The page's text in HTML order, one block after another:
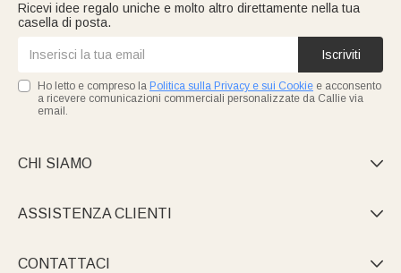
Ricevi idee regalo uniche e molto altro direttamente nella tua
casella di posta.
Iscriviti
Ho letto e compreso la Politica sulla Privacy e sui Cookie e acconsento
a ricevere comunicazioni commerciali personalizzate da Callie via
email.
CHI SIAMO 
ASSISTENZA CLIENTI 
CONTATTACI 